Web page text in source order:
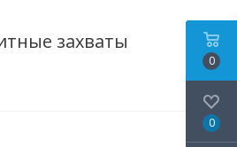
захваты
0
0